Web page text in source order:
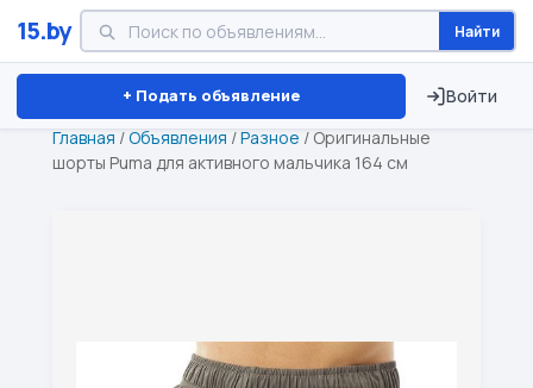
15.by Найти
+ Подать объявление Войти
Минск Витебск Брест ⏱ ТОЛЬКО 15 ДНЕЙ
Главная /Объявления /Разное / Оригинальные
шорты Puma для активного мальчика 164 см